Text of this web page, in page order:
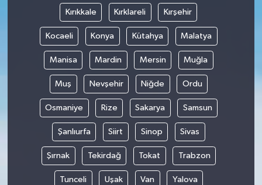
Kırıkkale Kırklareli Kırşehir
Kocaeli Konya Kütahya Malatya
Manisa Mardin Mersin Muğla
Muş Nevşehir Niğde Ordu
Osmaniye Rize Sakarya Samsun
Şanlıurfa Siirt Sinop Sivas
Şırnak Tekirdağ Tokat Trabzon
Tunceli Uşak Van Yalova